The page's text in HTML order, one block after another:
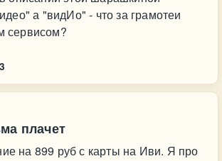
а "видИо" - что за грамотеи
сервисом?
плачет
на 899 руб с карты на Иви. Я про